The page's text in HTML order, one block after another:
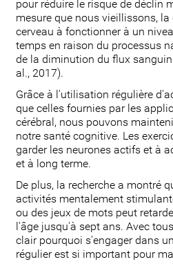
pour réduire le risque de déclin
mesure que nous vieillissons,
cerveau à fonctionner à un
temps en raison du processus
de la diminution du flux
al., 2017).
Grâce à l'utilisation régulière
que celles fournies par les
cérébral, nous pouvons
notre santé cognitive. Les
garder les neurones actifs et à
et à long terme.
De plus, la recherche a montré
activités mentalement
ou des jeux de mots peut
l'âge jusqu'à sept ans. Avec
clair pourquoi s'engager dans
régulier est si important pour